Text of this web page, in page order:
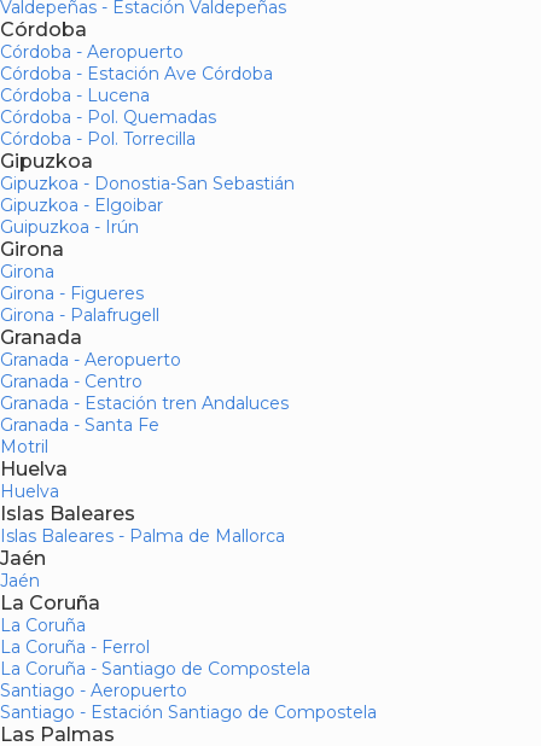
Valdepeñas - Estación Valdepeñas
Córdoba
Córdoba - Aeropuerto
Córdoba - Estación Ave Córdoba
Córdoba - Lucena
Córdoba - Pol. Quemadas
Córdoba - Pol. Torrecilla
Gipuzkoa
Gipuzkoa - Donostia-San Sebastián
Gipuzkoa - Elgoibar
Guipuzkoa - Irún
Girona
Girona
Girona - Figueres
Girona - Palafrugell
Granada
Granada - Aeropuerto
Granada - Centro
Granada - Estación tren Andaluces
Granada - Santa Fe
Motril
Huelva
Huelva
Islas Baleares
Islas Baleares - Palma de Mallorca
Jaén
Jaén
La Coruña
La Coruña
La Coruña - Ferrol
La Coruña - Santiago de Compostela
Santiago - Aeropuerto
Santiago - Estación Santiago de Compostela
Las Palmas